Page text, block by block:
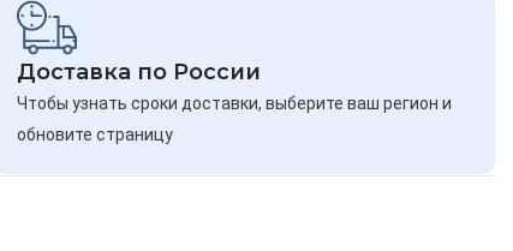
Доставка по России
Чтобы узнать сроки доставки, выберите ваш регион и
обновите страницу